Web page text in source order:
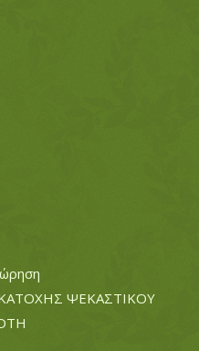
ΨΕΚΑΣΤΙΚΟΥ